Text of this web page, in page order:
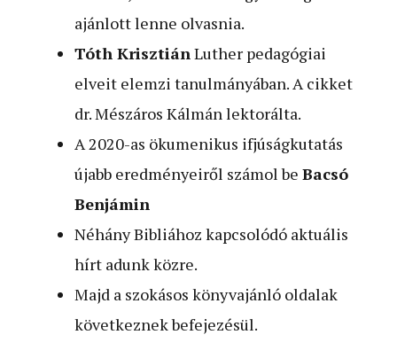
ajánlott lenne olvasnia.
Tóth KrisztiánLuther pedagógiai
elveit elemzi tanulmányában. A cikket
dr. Mészáros Kálmán lektorálta.
A 2020-as ökumenikus ifjúságkutatás
újabb eredményeiről számol be Bacsó
Benjámin
Néhány Bibliához kapcsolódó aktuális
hírt adunk közre.
Majd a szokásos könyvajánló oldalak
következnek befejezésül.